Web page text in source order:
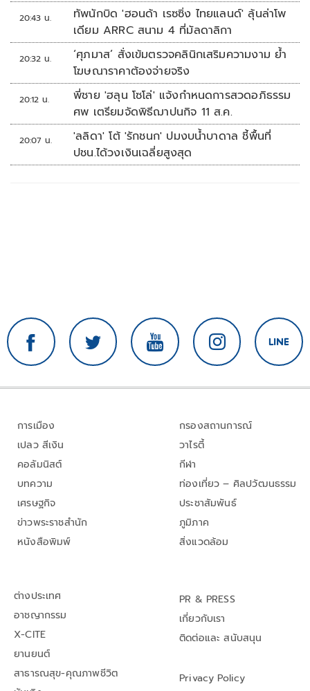
20:43 น.
ทัพนักบิด 'ฮอนด้า เรซซิ่ง ไทยแลนด์' ลุ้นล่าโพ
เดียม ARRC สนาม 4 ที่มัลดาลิกา
20:32 น.
‘ศุภมาส’ สั่งเข้มตรวจคลินิกเสริมความงาม ย้ำ
โฆษณาราคาต้องจ่ายจริง
20:12 น.
พี่ชาย 'ฮลุน โซโล่' แจ้งกำหนดการสวดอภิธรรม
ศพ เตรียมจัดพิธีฌาปนกิจ 11 ส.ค.
20:07 น.
'ลลิดา' โต้ 'รักชนก' ปมงบน้ำบาดาล ชี้พื้นที่
ปชน.ได้วงเงินเฉลี่ยสูงสุด
การเมือง
เปลว สีเงิน
คอลัมนิสต์
บทความ
เศรษฐกิจ
ข่าวพระราชสำนัก
หนังสือพิมพ์
กรองสถานการณ์
วาไรตี้
กีฬา
ท่องเที่ยว – ศิลปวัฒนธรรม
ประชาสัมพันธ์
ภูมิภาค
สิ่งแวดล้อม
ต่างประเทศ
อาชญากรรม
X-CITE
ยานยนต์
สาธารณสุข-คุณภาพชีวิต
PR & PRESS
เกี่ยวกับเรา
ติดต่อและ สนับสนุน
Privacy Policy